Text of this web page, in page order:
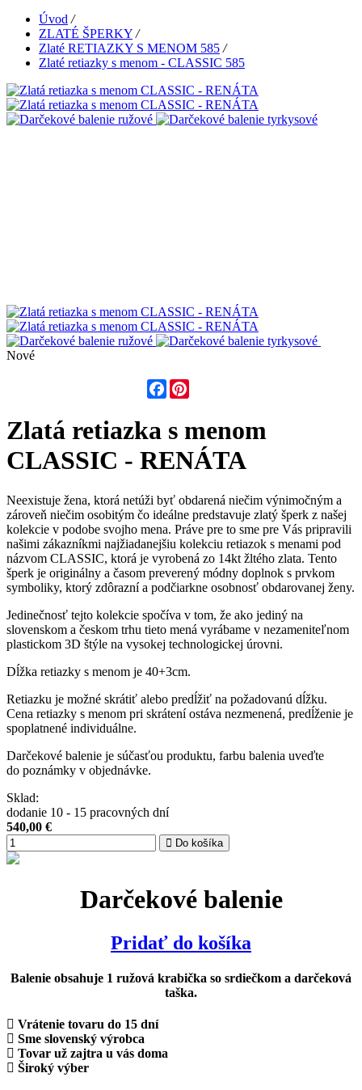
Úvod /
ZLATÉ ŠPERKY /
Zlaté RETIAZKY S MENOM 585 /
Zlaté retiazky s menom - CLASSIC 585
Nové
Facebook
Zlatá retiazka s menom
CLASSIC - RENÁTA
Neexistuje žena, ktorá netúži byť obdarená niečim výnimočným a
zároveň niečim osobitým čo ideálne predstavuje zlatý šperk z našej
kolekcie v podobe svojho mena. Práve pre to sme pre Vás pripravili
našimi zákazníkmi najžiadanejšiu kolekciu retiazok s menami pod
názvom CLASSIC, ktorá je vyrobená zo 14kt žltého zlata. Tento
šperk je originálny a časom preverený módny doplnok s prvkom
symboliky, ktorý zdôrazní a podčiarkne osobnosť obdarovanej ženy.
Jedinečnosť tejto kolekcie spočíva v tom, že ako jediný na
slovenskom a českom trhu tieto mená vyrábame v nezameniteľnom
plastickom 3D štýle na vysokej technologickej úrovni.
Dĺžka retiazky s menom je 40+3cm.
Retiazku je možné skrátiť alebo predĺžiť na požadovanú dĺžku.
Cena retiazky s menom pri skrátení ostáva nezmenená, predĺženie je
spoplatnené individuálne.
Darčekové balenie je súčasťou produktu, farbu balenia uveďte
do poznámky v objednávke.
Sklad:
dodanie 10 - 15 pracovných dní
540,00 €
Do košíka
Darčekové balenie
Pridať do košíka
Balenie obsahuje 1 ružová krabička so srdiečkom a darčeková
taška.
Vrátenie tovaru do 15 dní
Sme slovenský výrobca
Tovar už zajtra u vás doma
Široký výber